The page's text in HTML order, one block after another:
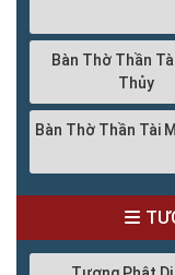
Bàn Thờ Thần
Thủy
Bàn Thờ Thần Tài